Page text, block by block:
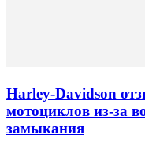
Harley-Davidson
мотоциклов из-за
замыкания